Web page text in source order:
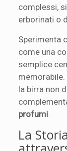
complessi,
erborinati o
Sperimenta
come una
semplice
memorabile.
la birra non
profumi
La